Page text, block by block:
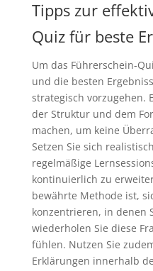
Tipps zur
Quiz für beste
Um das Führerschein-
und die besten
strategisch vorzugehen.
der Struktur und dem
machen, um keine
Setzen Sie sich
regelmäßige
kontinuierlich zu
bewährte Methode ist,
konzentrieren, in denen
wiederholen Sie diese
fühlen. Nutzen Sie
Erklärungen innerhalb